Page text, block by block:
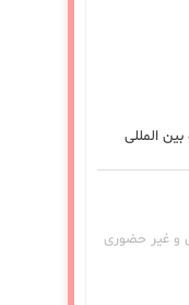
المللی
و غیر حضوری